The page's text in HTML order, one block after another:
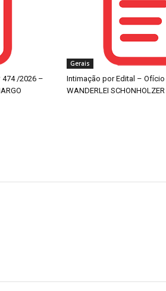
/2026 –
Gerais
Intimação por Edital – Ofício
WANDERLEI SCHONHOLZER